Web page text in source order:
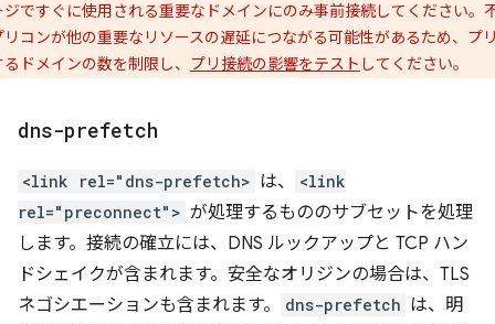
ジですぐに使用される重要なドメインにのみ事前接続してください。
リコンが他の重要なリソースの遅延につながる可能性があるため、プ
ドメインの数を制限し、 プリ接続の影響をテスト してください。
dns-prefetch
<link rel="dns-prefetch> は、
<link
rel="preconnect"> が処理するもののサブセットを処理
します。接続の確立には、DNS ルックアップと TCP ハン
ドシェイクが含まれます。安全なオリジンの場合は、TLS
ネゴシエーションも含まれます。
dns-prefetch は、明